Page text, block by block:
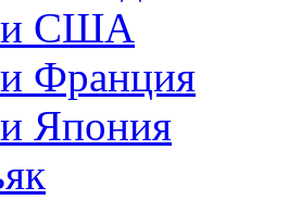
США
Франция
Япония